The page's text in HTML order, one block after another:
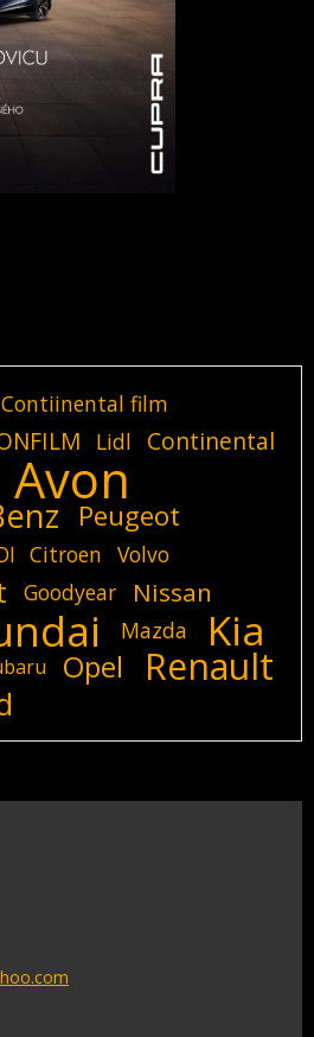
Contiinental film
Lidl
Continental
Avon
Peugeot
Citroen Volvo
Goodyear Nissan
Mazda Kia
Opel Renault
m